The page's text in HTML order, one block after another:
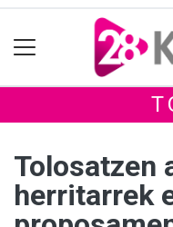
Tolosatzen
herritarrek